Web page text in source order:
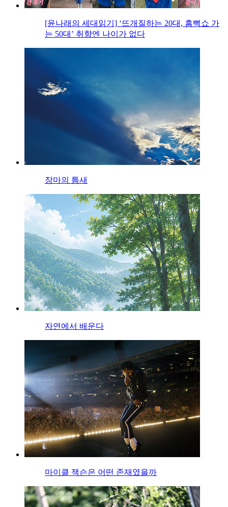
[윤나래의 세대읽기] ‘뜨개질하는 20대, 흠뻑쇼 가
는 50대’ 취향엔 나이가 없다
장마의 틈새
자연에서 배운다
마이클 잭슨은 어떤 존재였을까